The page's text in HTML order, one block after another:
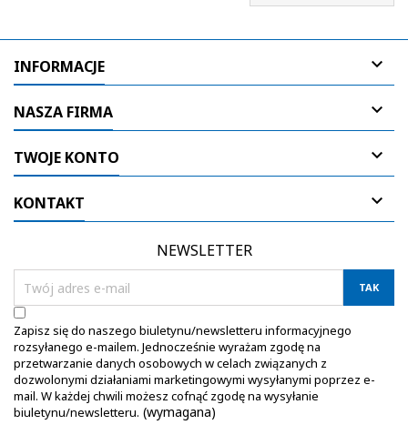
INFORMACJE 
NASZA FIRMA 
TWOJE KONTO 
KONTAKT 
NEWSLETTER
Zapisz się do naszego biuletynu/newsletteru informacyjnego
rozsyłanego e-mailem. Jednocześnie wyrażam zgodę na
przetwarzanie danych osobowych w celach związanych z
dozwolonymi działaniami marketingowymi wysyłanymi poprzez e-
mail. W każdej chwili możesz cofnąć zgodę na wysyłanie
biuletynu/newsletteru. (wymagana)